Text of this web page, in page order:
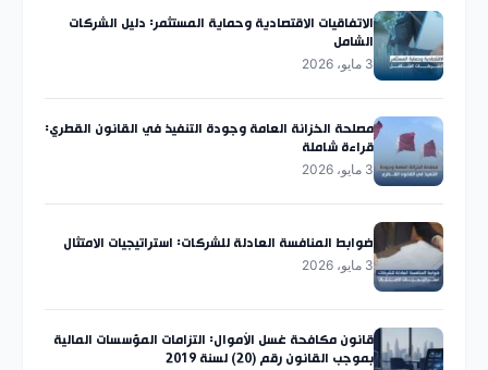
الاتفاقيات الاقتصادية وحماية المستثمر: دليل الشركات
الشامل
3 مايو، 2026
مصلحة الخزانة العامة وجودة التنفيذ في القانون القطري:
قراءة شاملة
3 مايو، 2026
ضوابط المنافسة العادلة للشركات: استراتيجيات الامتثال
3 مايو، 2026
قانون مكافحة غسل الأموال: التزامات المؤسسات المالية
بموجب القانون رقم (20) لسنة 2019